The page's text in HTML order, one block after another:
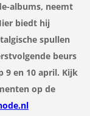
albums, neemt
biedt hij
spullen
beurs
9 en 10 april. Kijk
op de